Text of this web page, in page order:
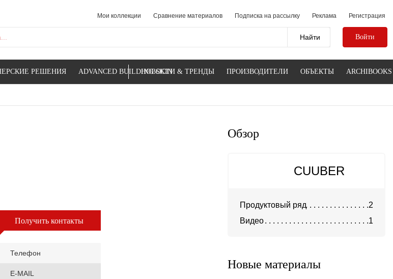
Мои коллекции Сравнение материалов Подписка на рассылку Реклама Регистрация
Войти
РЕШЕНИЯ ADVANCED BUILDING SKINНОВОСТИ & ТРЕНДЫ ПРОИЗВОДИТЕЛИ ОБЪЕКТЫ ARCHIBOOKS
Получить контакты
Телефон
E-MAIL
Обзор
CUUBER
Продуктовый ряд
2
Видео
1
Новые материалы